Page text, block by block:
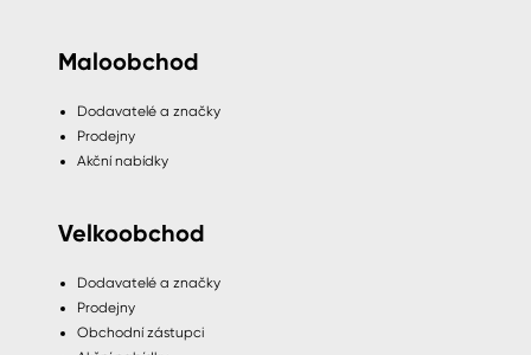
Maloobchod
Dodavatelé a značky
Prodejny
Akční nabídky
Velkoobchod
Dodavatelé a značky
Prodejny
Obchodní zástupci